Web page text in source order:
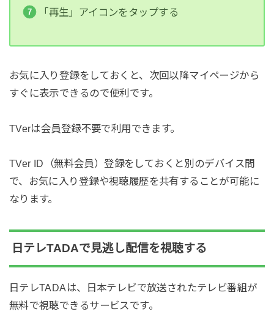
「再生」アイコンをタップする
お気に入り登録をしておくと、次回以降マイページから
すぐに表示できるので便利です。
TVerは会員登録不要で利用できます。
TVer ID（無料会員）登録をしておくと別のデバイス間
で、お気に入り登録や視聴履歴を共有することが可能に
なります。
日テレTADAで見逃し配信を視聴する
日テレTADAは、日本テレビで放送されたテレビ番組が
無料で視聴できるサービスです。